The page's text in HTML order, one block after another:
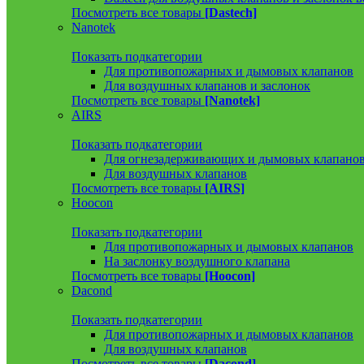
Посмотреть все товары [Dastech]
Nanotek
Показать подкатегории
Для противопожарных и дымовых клапанов
Для воздушных клапанов и заслонок
Посмотреть все товары [Nanotek]
AIRS
Показать подкатегории
Для огнезадерживающих и дымовых
Для воздушных клапанов
Посмотреть все товары [AIRS]
Hoocon
Показать подкатегории
Для противопожарных и дымовых клапанов
На заслонку воздушного клапана
Посмотреть все товары [Hoocon]
Dacond
Показать подкатегории
Для противопожарных и дымовых клапанов
Для воздушных клапанов